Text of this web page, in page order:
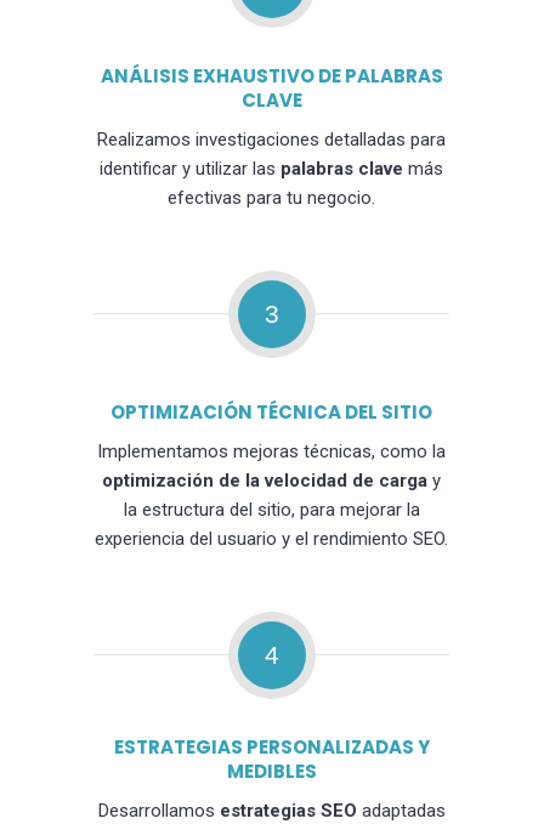
ANÁLISIS EXHAUSTIVO DE PALABRAS
CLAVE
Realizamos investigaciones detalladas para
identificar y utilizar las palabras clave más
efectivas para tu negocio.
3
OPTIMIZACIÓN TÉCNICA DEL SITIO
Implementamos mejoras técnicas, como la
optimización de la velocidad de carga y
la estructura del sitio, para mejorar la
experiencia del usuario y el rendimiento SEO.
4
ESTRATEGIAS PERSONALIZADAS Y
MEDIBLES
Desarrollamos estrategias SEO adaptadas